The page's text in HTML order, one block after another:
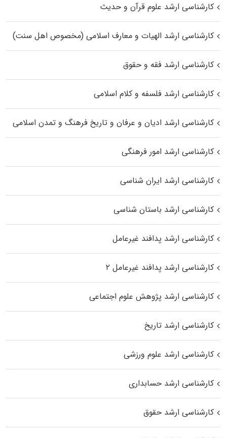
کارشناسی ارشد علوم قرآن و حدیث
کارشناسی ارشد الهیات و معارف اسلامی (مخصوص اهل سنت)
کارشناسی ارشد فقه و حقوق
کارشناسی ارشد فلسفه و کلام اسلامی
کارشناسی ارشد ادیان و عرفان و تاریخ فرهنگ و تمدن اسلامی
کارشناسی ارشد امور فرهنگی
کارشناسی ارشد ایران شناسی
کارشناسی ارشد باستان شناسی
کارشناسی ارشد پدافند غیرعامل
کارشناسی ارشد پدافند غیرعامل ۲
کارشناسی ارشد پژوهش علوم اجتماعی
کارشناسی ارشد تاریخ
کارشناسی ارشد علوم ورزشی
کارشناسی ارشد حسابداری
کارشناسی ارشد حقوق